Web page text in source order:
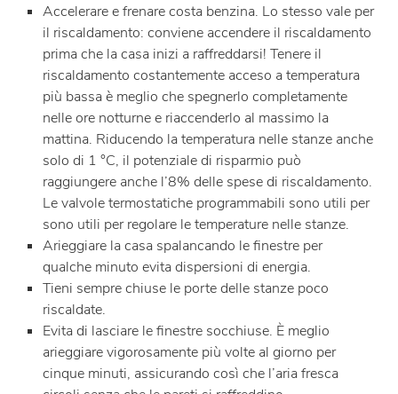
Accelerare e frenare costa benzina. Lo stesso vale per
il riscaldamento: conviene accendere il riscaldamento
prima che la casa inizi a raffreddarsi! Tenere il
riscaldamento costantemente acceso a temperatura
più bassa è meglio che spegnerlo completamente
nelle ore notturne e riaccenderlo al massimo la
mattina. Riducendo la temperatura nelle stanze anche
solo di 1 °C, il potenziale di risparmio può
raggiungere anche l’8% delle spese di riscaldamento.
Le valvole termostatiche programmabili sono utili per
sono utili per regolare le temperature nelle stanze.
Arieggiare la casa spalancando le finestre per
qualche minuto evita dispersioni di energia.
Tieni sempre chiuse le porte delle stanze poco
riscaldate.
Evita di lasciare le finestre socchiuse. È meglio
arieggiare vigorosamente più volte al giorno per
cinque minuti, assicurando così che l’aria fresca